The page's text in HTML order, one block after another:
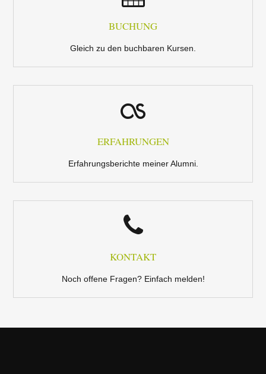
BUCHUNG
Gleich zu den buchbaren Kursen.
ERFAHRUNGEN
Erfahrungsberichte meiner Alumni.
KONTAKT
Noch offene Fragen? Einfach melden!